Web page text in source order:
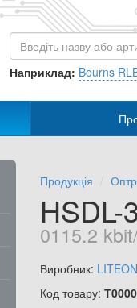
Наприклад: Bourns
Продукція
HSDL-
0115.2
Виробник: LITEON
Код товару: